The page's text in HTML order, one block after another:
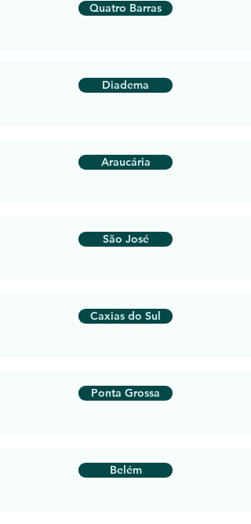
Quatro Barras
Diadema
Araucária
São José
Caxias do Sul
Ponta Grossa
Belém